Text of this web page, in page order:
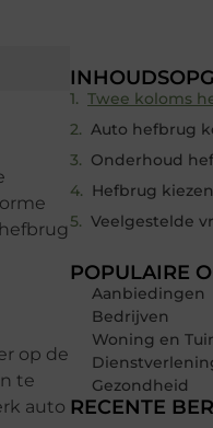
op de
te
auto
Twee koloms
Auto hefbrug
Onderhoud
Hefbrug kiezen
Veelgestelde
POPULAIRE
Aanbiedingen
Bedrijven
Woning en
Gezondheid
RECENTE